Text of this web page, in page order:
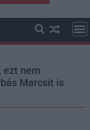
ezt nem
Marcsit is